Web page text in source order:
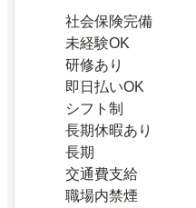
社会保険完備
未経験OK
研修あり
即日払いOK
シフト制
長期休暇あり
長期
交通費支給
職場内禁煙